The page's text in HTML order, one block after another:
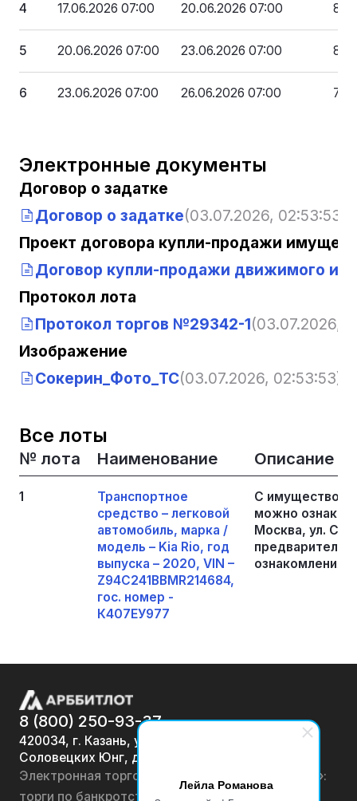
Лейла Романова
4 17.06.2026 07:00 20.06.2026 07:00
5 20.06.2026 07:00 23.06.2026 07:00
6 23.06.2026 07:00 26.06.2026 07:00
Электронные документы
Договор о задатке
Договор о задатке(03.07.2026, 02:53:53)
Проект договора купли-продажи
Договор купли-продажи движимого
Протокол лота
Протокол торгов №29342-1(03.07.2026,
Изображение
Сокерин_Фото_ТС(03.07.2026, 02:53:53)
Все лоты
№ лота Наименование Описание
1
Транспортное
средство – легковой
автомобиль, марка /
модель – Kia Rio, год
выпуска – 2020, VIN –
Z94C241BBMR214684,
гос. номер -
К407ЕУ977
С имуществом,
можно
Москва, ул.
ознакомления
8 (800) 250-93-37
420034, г. Казань, ул.
Соловецких Юнг, д. 7
Электронная торговая площадка «АРББИТЛОТ»:
торги по банкротству, лоты по продаже